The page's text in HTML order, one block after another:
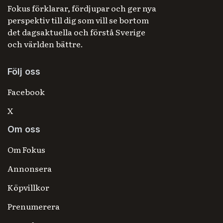
Fokus förklarar, fördjupar och ger nya
perspektiv till dig som vill se bortom
det dagsaktuella och förstå Sverige
och världen bättre.
Följ oss
Facebook
X
Om oss
Om Fokus
Annonsera
Köpvillkor
Prenumerera